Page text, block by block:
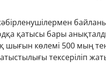
қатысы бары
шығын көлемі 500 мың
тексеріліп